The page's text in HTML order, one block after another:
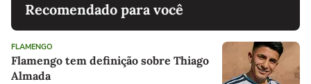
Recomendado para você
FLAMENGO
Flamengo tem definição sobre Thiago
Almada